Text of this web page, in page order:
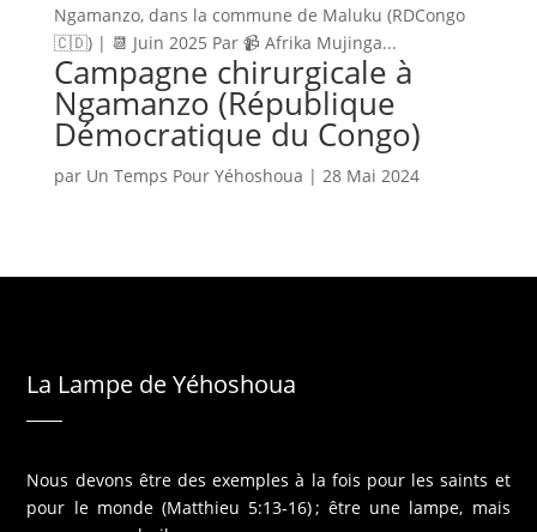
Ngamanzo, dans la commune de Maluku (RDCongo
🇨🇩) | 📆 Juin 2025 Par 📹 Afrika Mujinga...
Campagne chirurgicale à
Ngamanzo (République
Démocratique du Congo)
par Un Temps Pour Yéhoshoua | 28 Mai 2024
La Lampe de Yéhoshoua
Nous devons être des exemples à la fois pour les saints et
pour le monde (Matthieu 5:13-16) ; être une lampe, mais